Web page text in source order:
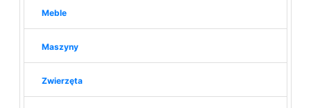
Meble
Maszyny
Zwierzęta